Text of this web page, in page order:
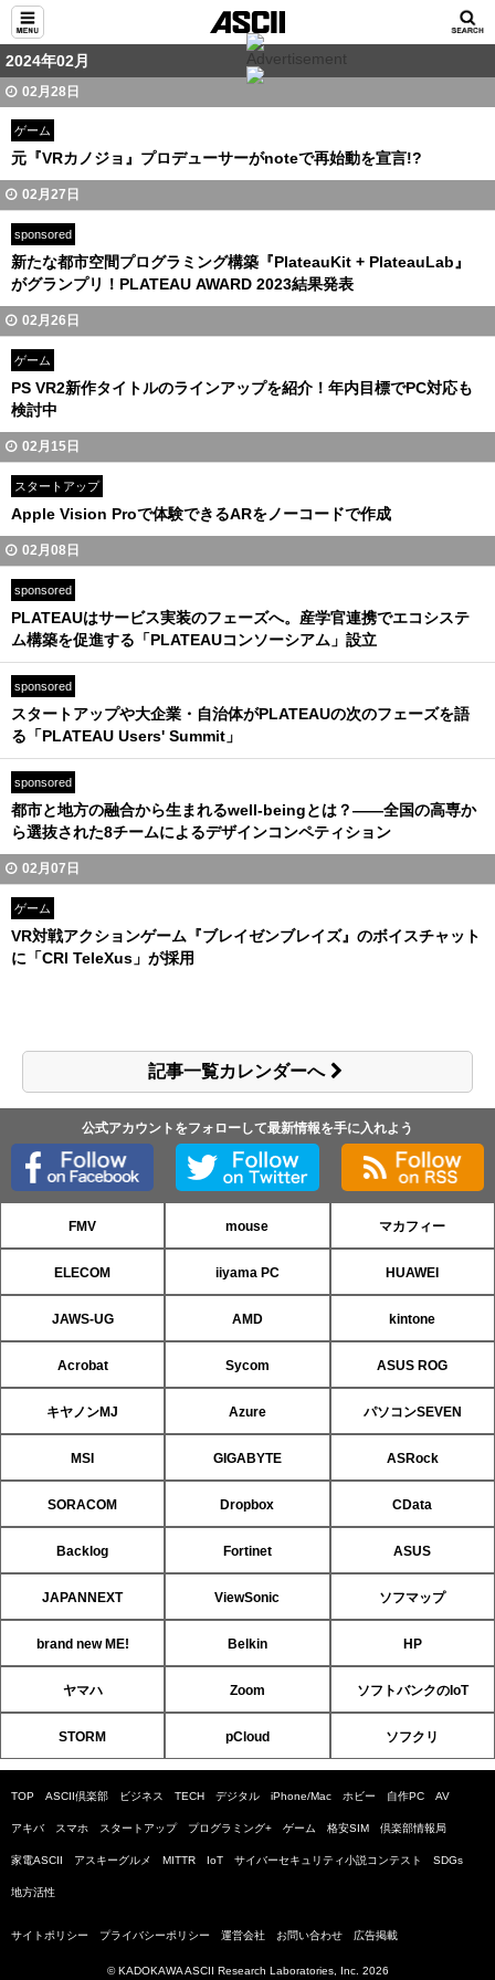
2024年02月
02月28日
ゲーム
元『VRカノジョ』プロデューサーがnoteで再始動を宣言!?
02月27日
sponsored
新たな都市空間プログラミング構築『PlateauKit + PlateauLab』
がグランプリ！PLATEAU AWARD 2023結果発表
02月26日
ゲーム
PS VR2新作タイトルのラインアップを紹介！年内目標でPC対応も
検討中
02月15日
スタートアップ
Apple Vision Proで体験できるARをノーコードで作成
02月08日
sponsored
PLATEAUはサービス実装のフェーズへ。産学官連携でエコシステ
ム構築を促進する「PLATEAUコンソーシアム」設立
sponsored
スタートアップや大企業・自治体がPLATEAUの次のフェーズを語
る「PLATEAU Users' Summit」
sponsored
都市と地方の融合から生まれるwell-beingとは？――全国の高専か
ら選抜された8チームによるデザインコンペティション
02月07日
ゲーム
VR対戦アクションゲーム『ブレイゼンブレイズ』のボイスチャット
に「CRI TeleXus」が採用
記事一覧カレンダーへ
公式アカウントをフォローして最新情報を手に入れよう
FMV mouse マカフィー
ELECOM iiyama PC HUAWEI
JAWS-UG AMD kintone
Acrobat Sycom ASUS ROG
キヤノンMJ Azure パソコンSEVEN
MSI GIGABYTE ASRock
SORACOM Dropbox CData
Backlog Fortinet ASUS
JAPANNEXT ViewSonic ソフマップ
brand new ME! Belkin HP
ヤマハ Zoom ソフトバンクのIoT
STORM pCloud ソフクリ
TOP ASCII倶楽部 ビジネス TECH デジタル iPhone/Mac ホビー 自作PC AV
アキバ スマホ スタートアップ プログラミング+ ゲーム 格安SIM 倶楽部情報局
家電ASCII アスキーグルメ MITTR IoT サイバーセキュリティ小説コンテスト SDGs
地方活性
サイトポリシー プライバシーポリシー 運営会社 お問い合わせ 広告掲載
© KADOKAWA ASCII Research Laboratories, Inc. 2026